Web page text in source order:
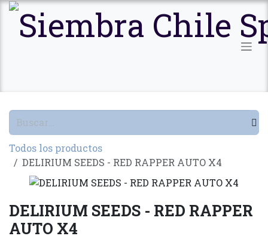
Ir al contenido
Todos los productos
DELIRIUM SEEDS - RED RAPPER AUTO X4
DELIRIUM SEEDS - RED RAPPER
AUTO X4